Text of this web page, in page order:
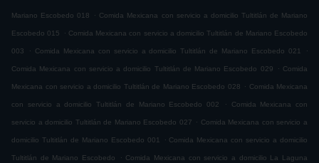
Mariano Escobedo 018 . Comida Mexicana con servicio a domicilio Tultitlán de Mariano
Escobedo 015 . Comida Mexicana con servicio a domicilio Tultitlán de Mariano Escobedo
003 . Comida Mexicana con servicio a domicilio Tultitlán de Mariano Escobedo 021 .
Comida Mexicana con servicio a domicilio Tultitlán de Mariano Escobedo 029 . Comida
Mexicana con servicio a domicilio Tultitlán de Mariano Escobedo 028 . Comida Mexicana
con servicio a domicilio Tultitlán de Mariano Escobedo 002 . Comida Mexicana con
servicio a domicilio Tultitlán de Mariano Escobedo 027 . Comida Mexicana con servicio a
domicilio Tultitlán de Mariano Escobedo 001 . Comida Mexicana con servicio a domicilio
Tultitlán de Mariano Escobedo . Comida Mexicana con servicio a domicilio La Laguna